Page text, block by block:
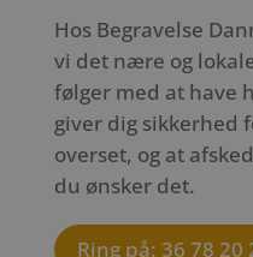
Hos Begravelse
vi det nære og
følger med at have
giver dig sikkerhed
overset, og at
du ønsker det.
Ring på: 36 78 20